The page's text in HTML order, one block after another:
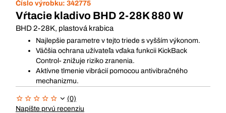
Číslo výrobku: 342775
Vŕtacie kladivo BHD 2-28K 880 W
BHD 2-28K, plastová krabica
Najlepšie parametre v tejto triede s vyšším výkonom.
Väčšia ochrana užívateľa vďaka funkcii KickBack
Control- znižuje riziko zranenia.
Aktívne tlmenie vibrácií pomocou antivibračného
mechanizmu.
(0)
Napíšte prvú recenziu